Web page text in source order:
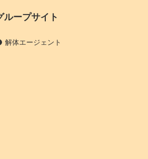
ループサイト
解体エージェント